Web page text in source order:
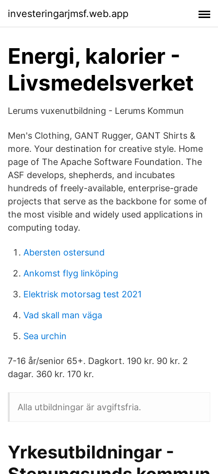
investeringarjmsf.web.app
Energi, kalorier -
Livsmedelsverket
Lerums vuxenutbildning - Lerums Kommun
Men's Clothing, GANT Rugger, GANT Shirts &
more. Your destination for creative style. Home
page of The Apache Software Foundation. The
ASF develops, shepherds, and incubates
hundreds of freely-available, enterprise-grade
projects that serve as the backbone for some of
the most visible and widely used applications in
computing today.
Abersten ostersund
Ankomst flyg linköping
Elektrisk motorsag test 2021
Vad skall man väga
Sea urchin
7-16 år/senior 65+. Dagkort. 190 kr. 90 kr. 2
dagar. 360 kr. 170 kr.
Alla utbildningar är avgiftsfria.
Yrkesutbildningar -